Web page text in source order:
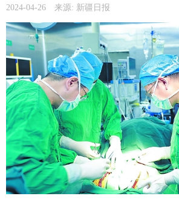
2024-04-26 来源: 新疆日报